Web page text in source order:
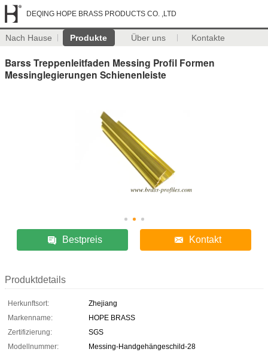
DEQING HOPE BRASS PRODUCTS CO. ,LTD
Nach Hause Produkte Über uns Kontakte
Barss Treppenleitfaden Messing Profil Formen
Messinglegierungen Schienenleiste
Bestpreis Kontakt
Produktdetails
Herkunftsort:
Zhejiang
Markenname:
HOPE BRASS
Zertifizierung:
SGS
Modellnummer:
Messing-Handgehängeschild-28